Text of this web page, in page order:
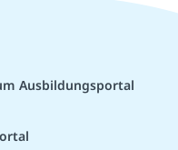
Ausbildungsportal